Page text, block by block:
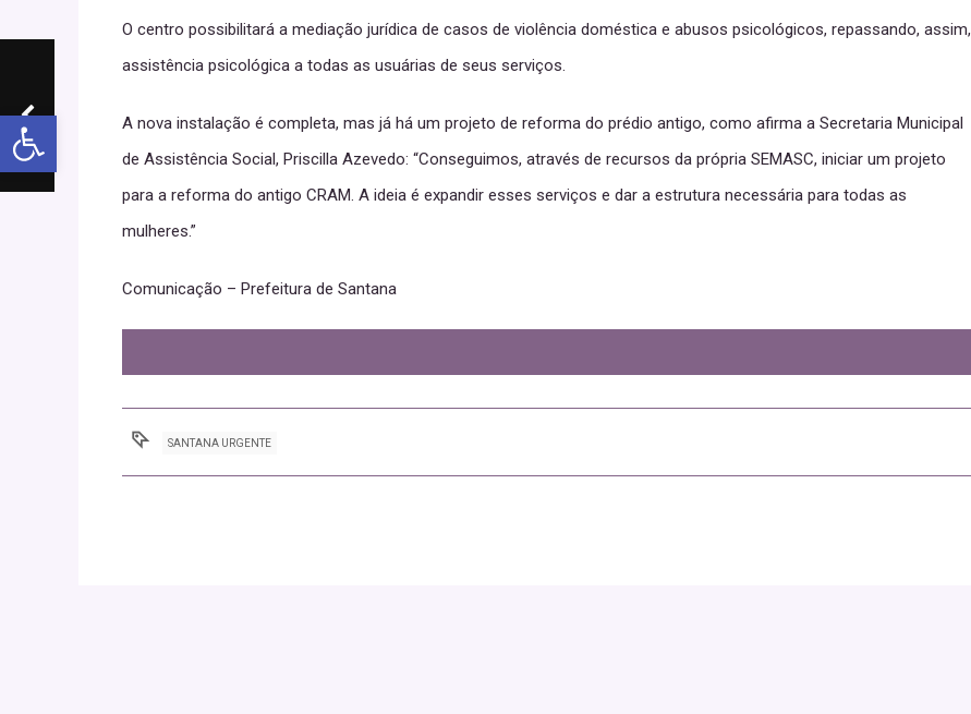
Abrir a barra de ferramentas
O centro possibilitará a mediação jurídica de casos de violência doméstica e abusos psicológicos, repassando, assim,
assistência psicológica a todas as usuárias de seus serviços.
A nova instalação é completa, mas já há um projeto de reforma do prédio antigo, como afirma a Secretaria Municipal
de Assistência Social, Priscilla Azevedo: “Conseguimos, através de recursos da própria SEMASC, iniciar um projeto
para a reforma do antigo CRAM. A ideia é expandir esses serviços e dar a estrutura necessária para todas as
mulheres.”
Comunicação – Prefeitura de Santana
SANTANA URGENTE